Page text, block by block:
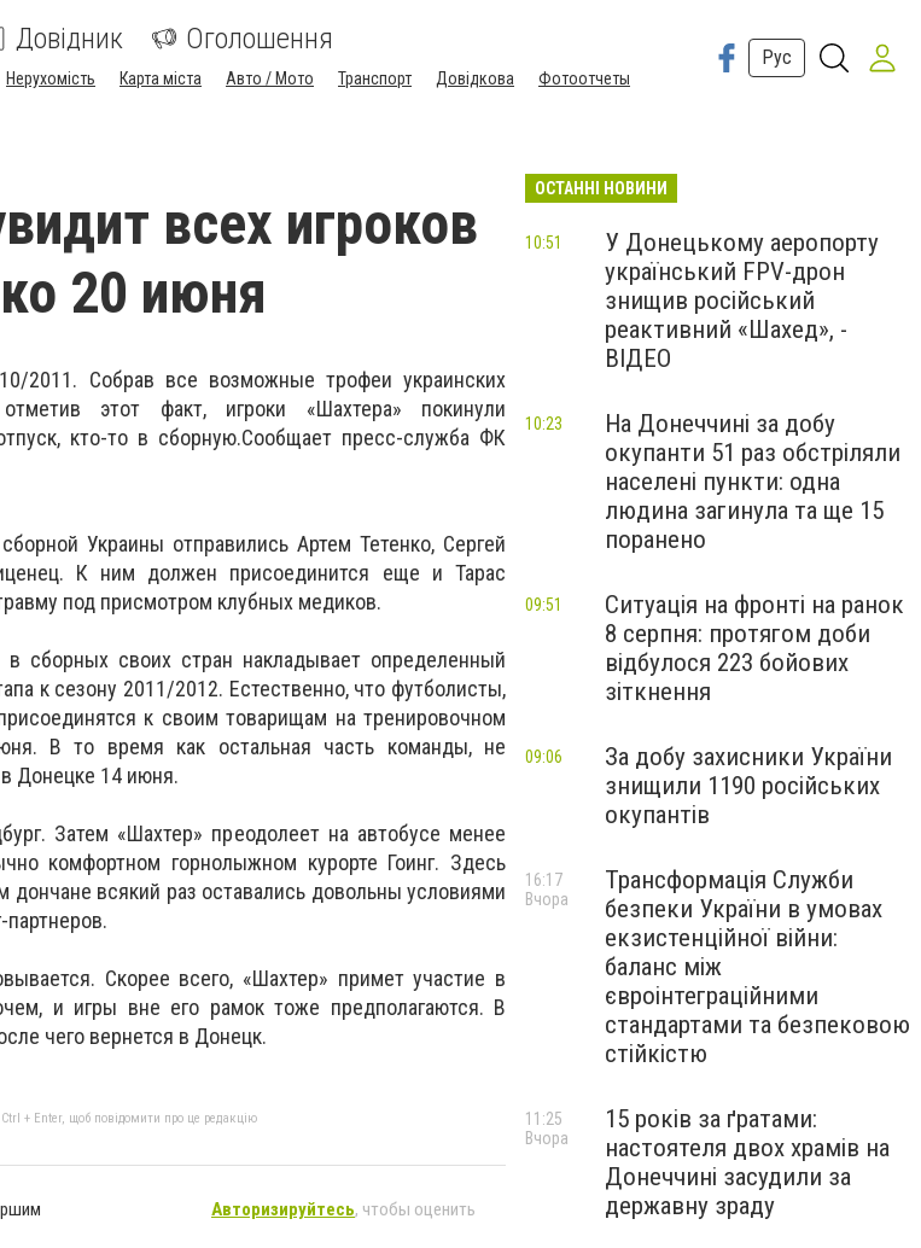
Довідник Оголошення
Нерухомість Карта міста Авто / Мото Транспорт Довідкова Фотоотчеты
Рус
всех игроков
20 июня
2011. Собрав все возможные трофеи украинских
этот факт, игроки «Шахтера» покинули
кто-то в сборную.Сообщает пресс-служба ФК
Украины отправились Артем Тетенко, Сергей
К ним должен присоединится еще и Тарас
под присмотром клубных медиков.
в сборных своих стран накладывает определенный
к сезону 2011/2012. Естественно, что футболисты,
к своим товарищам на тренировочном
В то время как остальная часть команды, не
Донецке 14 июня.
Затем «Шахтер» преодолеет на автобусе менее
комфортном горнолыжном курорте Гоинг. Здесь
всякий раз оставались довольны условиями
Скорее всего, «Шахтер» примет участие в
и игры вне его рамок тоже предполагаются. В
чего вернется в Донецк.
+ Enter, щоб повідомити про це редакцію
Авторизируйтесь, чтобы оценить
ОСТАННІ НОВИНИ
У Донецькому аеропорту
український FPV-дрон
знищив російський
реактивний «Шахед», -
ВІДЕО
10:51
На Донеччині за добу
окупанти 51 раз обстріляли
населені пункти: одна
людина загинула та ще 15
поранено
10:23
Ситуація на фронті на ранок
8 серпня: протягом доби
відбулося 223 бойових
зіткнення
09:51
За добу захисники України
знищили 1190 російських
окупантів
09:06
Трансформація Служби
безпеки України в умовах
екзистенційної війни:
баланс між
євроінтеграційними
стандартами та безпековою
стійкістю
16:17
Вчора
15 років за ґратами:
настоятеля двох храмів на
Донеччині засудили за
державну зраду
11:25
Вчора